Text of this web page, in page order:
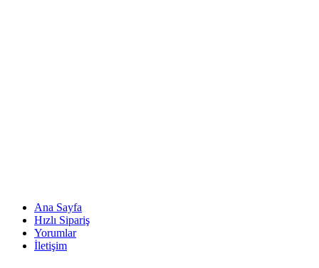
Ana Sayfa
Hızlı Sipariş
Yorumlar
İletişim